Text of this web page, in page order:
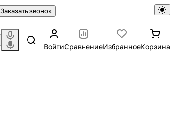
Заказать звонок
ВойтиСравнениеИзбранноеКорзина